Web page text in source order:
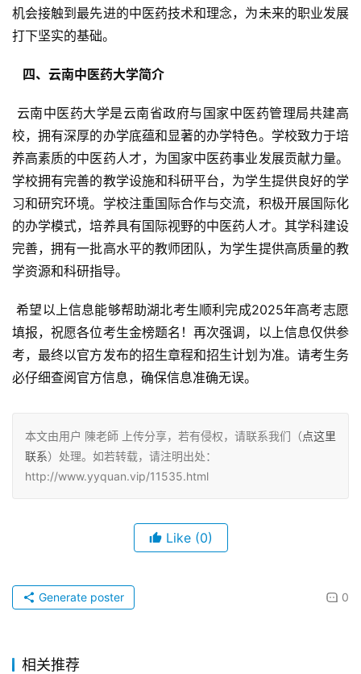
机会接触到最先进的中医药技术和理念，为未来的职业发展
打下坚实的基础。
  四、云南中医药大学简介
校，拥有深厚的办学底蕴和显著的办学特色。学校致力于培
养高素质的中医药人才，为国家中医药事业发展贡献力量。
学校拥有完善的教学设施和科研平台，为学生提供良好的学
习和研究环境。学校注重国际合作与交流，积极开展国际化
的办学模式，培养具有国际视野的中医药人才。其学科建设
完善，拥有一批高水平的教师团队，为学生提供高质量的教
学资源和科研指导。
希望以上信息能够帮助湖北考生顺利完成2025年高考志愿
填报，祝愿各位考生金榜题名！再次强调，以上信息仅供参
考，最终以官方发布的招生章程和招生计划为准。请考生务
必仔细查阅官方信息，确保信息准确无误。
本文由用户 陳老師 上传分享，若有侵权，请联系我们（点这里
联系）处理。如若转载，请注明出处：
http://www.yyquan.vip/11535.html
Like (0)
0
Generate poster
相关推荐